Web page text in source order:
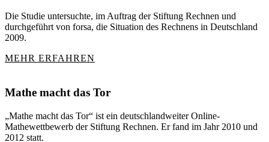
Die Studie untersuchte, im Auftrag der Stiftung Rechnen und
durchgeführt von forsa, die Situation des Rechnens in Deutschland
2009.
MEHR ERFAHREN
Mathe macht das Tor
„Mathe macht das Tor“ ist ein deutschlandweiter Online-
Mathewettbewerb der Stiftung Rechnen. Er fand im Jahr 2010 und
2012 statt.